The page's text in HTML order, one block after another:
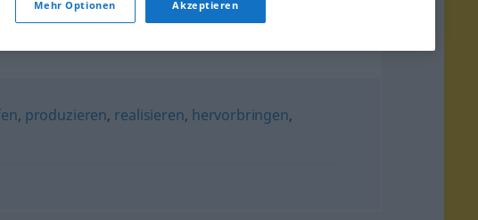
, produzieren, realisieren, hervorbringen,
Mehr Optionen Akzeptieren